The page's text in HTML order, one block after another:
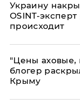
​Украину
OSINT-эксперт
происходит
​"Цены аховые,
блогер
Крыму